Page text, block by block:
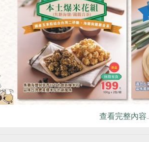
合，台灣要做出道地的地豆腐缺乏像
濾程序才能完成淨水工作，為的就是把
查看完整內容..